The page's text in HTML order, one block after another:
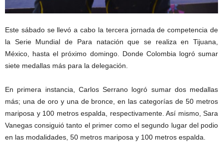
Este sábado se llevó a cabo la tercera jornada de competencia de
la Serie Mundial de Para natación que se realiza en Tijuana,
México, hasta el próximo domingo. Donde Colombia logró sumar
siete medallas más para la delegación.
En primera instancia, Carlos Serrano logró sumar dos medallas
más; una de oro y una de bronce, en las categorías de 50 metros
mariposa y 100 metros espalda, respectivamente. Así mismo, Sara
Vanegas consiguió tanto el primer como el segundo lugar del podio
en las modalidades, 50 metros mariposa y 100 metros espalda.